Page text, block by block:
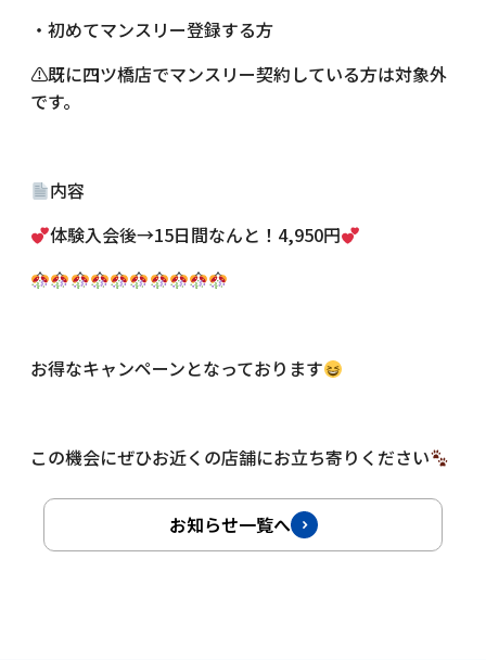
・初めてマンスリー登録する方
⚠既に四ツ橋店でマンスリー契約している方は対象外
です。
内容
体験入会後→15日間なんと！4,950円
お得なキャンペーンとなっております
この機会にぜひお近くの店舗にお立ち寄りください
お知らせ一覧へ